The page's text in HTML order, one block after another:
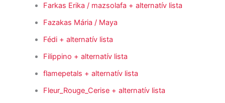
Farkas Erika / mazsolafa + alternatív lista
Fazakas Mária / Maya
Fédi + alternatív lista
Filippino + alternatív lista
flamepetals + alternatív lista
Fleur_Rouge_Cerise + alternatív lista